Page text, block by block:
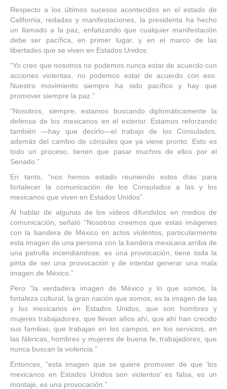
Respecto a los últimos sucesos acontecidos en el estado de
California, redadas y manifestaciones, la presidenta ha hecho
un llamado a la paz, enfatizando que cualquier manifestación
debe ser pacífica, en primer lugar, y en el marco de las
libertades que se viven en Estados Unidos.
“Yo creo que nosotros no podemos nunca estar de acuerdo con
acciones violentas, no podemos estar de acuerdo con eso.
Nuestro movimiento siempre ha sido pacífico y hay que
promover siempre la paz.”
“Nosotros, siempre, estamos buscando diplomáticamente la
defensa de los mexicanos en el exterior. Estamos reforzando
también —hay que decirlo—el trabajo de los Consulados,
además del cambio de cónsules que ya viene pronto. Esto es
todo un proceso, tienen que pasar muchos de ellos por el
Senado.”
En tanto, “nos hemos estado reuniendo estos días para
fortalecer la comunicación de los Consulados a las y los
mexicanos que viven en Estados Unidos”.
Al hablar de algunas de los videos difundidos en medios de
comunicación, señaló “Nosotros creemos que estas imágenes
con la bandera de México en actos violentos, particularmente
esta imagen de una persona con la bandera mexicana arriba de
una patrulla incendiándose, es una provocación, tiene toda la
pinta de ser una provocación y de intentar generar una mala
imagen de México.”
Pero “la verdadera imagen de México y lo que somos, la
fortaleza cultural, la gran nación que somos, es la imagen de las
y los mexicanos en Estados Unidos, que son hombres y
mujeres trabajadores, que llevan años ahí, que ahí han crecido
sus familias, que trabajan en los campos, en los servicios, en
las fábricas, hombres y mujeres de buena fe, trabajadores, que
nunca buscan la violencia.”
Entonces, “esta imagen que se quiere promover de que ‘los
mexicanos en Estados Unidos son violentos’ es falsa, es un
montaje, es una provocación.”